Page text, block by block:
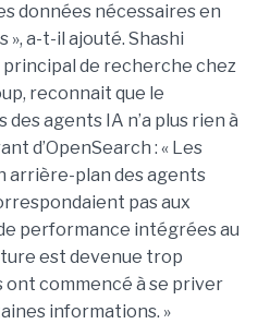
données nécessaires en
», a-t-il ajouté. Shashi
de recherche chez
reconnait que le
agents IA n’a plus rien à
d’OpenSearch : « Les
arrière-plan des agents
pas aux
performance intégrées au
est devenue trop
commencé à se priver
informations. »